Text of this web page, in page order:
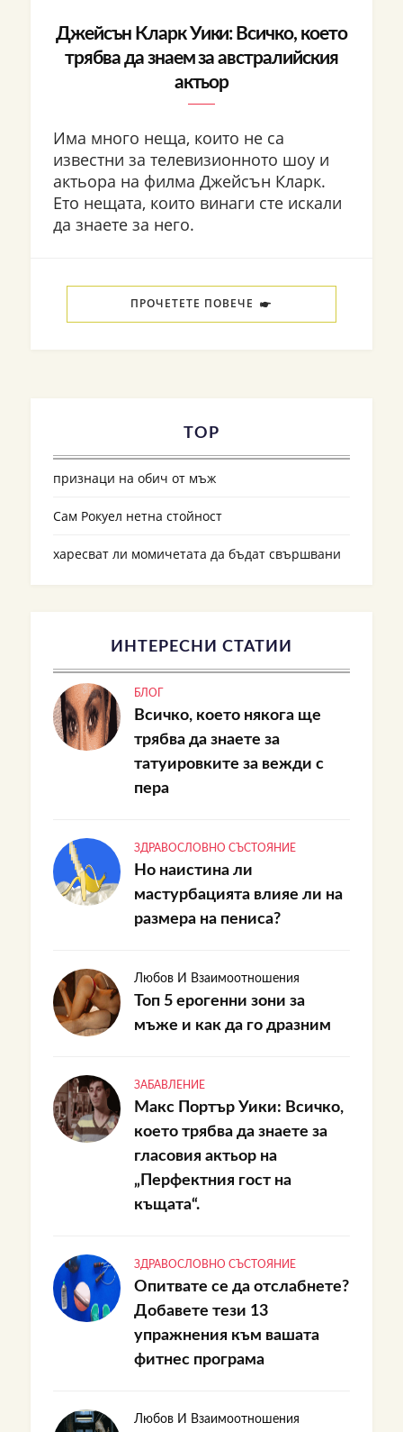
Джейсън Кларк Уики: Всичко, което
трябва да знаем за австралийския
актьор
Има много неща, които не са
известни за телевизионното шоу и
актьора на филма Джейсън Кларк.
Ето нещата, които винаги сте искали
да знаете за него.
ПРОЧЕТЕТЕ ПОВЕЧЕ
TOP
признаци на обич от мъж
Сам Рокуел нетна стойност
харесват ли момичетата да бъдат свършвани
ИНТЕРЕСНИ СТАТИИ
БЛОГ
Всичко, което някога ще
трябва да знаете за
татуировките за вежди с
пера
ЗДРАВОСЛОВНО СЪСТОЯНИЕ
Но наистина ли
мастурбацията влияе ли на
размера на пениса?
Любов И Взаимоотношения
Топ 5 ерогенни зони за
мъже и как да го дразним
ЗАБАВЛЕНИЕ
Макс Портър Уики: Всичко,
което трябва да знаете за
гласовия актьор на
„Перфектния гост на
къщата“.
ЗДРАВОСЛОВНО СЪСТОЯНИЕ
Опитвате се да отслабнете?
Добавете тези 13
упражнения към вашата
фитнес програма
Любов И Взаимоотношения